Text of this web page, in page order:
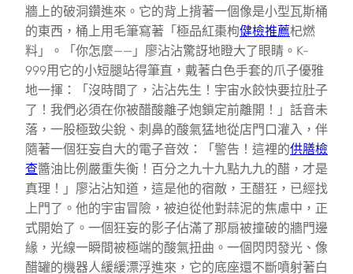
牆上的破洞鑽進來。它的背上揹著一個像是小型瓦斯桶
的東西，桶上用毛筆寫著「極品紅棗枸健檢推薦杞燃
料」。「你怎麼——」廖沾沾驚訝地瞪大了眼睛。K-
999用它的小短腿站得筆直，戴著白色手套的爪子優雅
地一揮：「沒時間了，沾沾先生！宇宙水餃快要拉肚子
了！我們必須在你被醋酸離子炮鎖定前離開！」話音未
落，一股極致尖銳、刺鼻的酸氣猛地從店門口灌入，伴
隨著一個狂妄自大的電子音效：「警告！這裡的供膳檢
查醬油比例嚴重失衡！百分之九十九點九九的醋，才是
真理！」廖沾沾知道，這是他的宿敵，王醋狂，已經找
上門了。他的宇宙冒險，被迫從他對蒜泥的焦慮中，正
式開始了。一個狂妄的影子佔滿了那扇被撞破的牆門邊
緣，光線一瞬間被極端的酸氣扭曲。一個閃閃發光、像
醋罐的機器人緩緩漂浮進來，它的底座還不斷噴射著白